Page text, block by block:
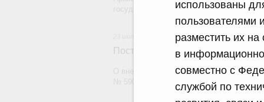
использованы
пользователями
разместить их
в
совместно с
службой по
государства на территории другого
Постановление Правительства
О внесении изменений в постановление